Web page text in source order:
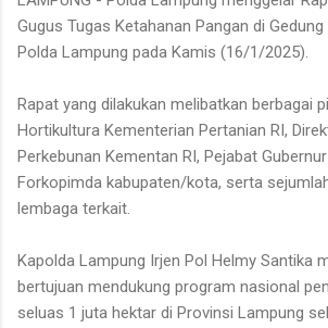
Gugus Tugas Ketahanan Pangan di
Polda Lampung pada Kamis (16/1/2025).
Rapat yang dilakukan melibatkan berbagai
Hortikultura Kementerian Pertanian RI,
Perkebunan Kementan RI, Pejabat
Forkopimda kabupaten/kota, serta
lembaga terkait.
Kapolda Lampung Irjen Pol Helmy Santika
bertujuan mendukung program nasional
seluas 1 juta hektar di Provinsi Lampung